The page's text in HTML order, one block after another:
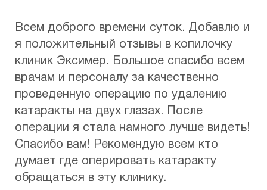
Всем доброго времени суток. Добавлю и
я положительный отзывы в копилочку
клиник Эксимер. Большое спасибо всем
врачам и персоналу за качественно
проведенную операцию по удалению
катаракты на двух глазах. После
операции я стала намного лучше видеть!
Спасибо вам! Рекомендую всем кто
думает где оперировать катаракту
обращаться в эту клинику.